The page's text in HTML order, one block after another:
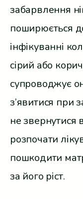
забарвлення
поширюється
інфікуванні
сірий або
супроводжує
з’явитися при
не звернутися
розпочати
пошкодити
за його ріст.